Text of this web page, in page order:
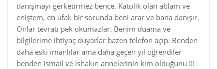
danışmayı gerketirmez bence. Katolik olan ablam ve
eniştem, en ufak bir sorunda beni arar ve bana danışır.
Onlar tevratı pek okumazlar. Benim duama ve
bilgilerime ihtiyaç duyarlar bazen telefon açıp. Benden
daha eski imanlılar ama daha geçen yıl öğrendiler
benden ismail ve ishakın annelerinin kim olduğunu !!!